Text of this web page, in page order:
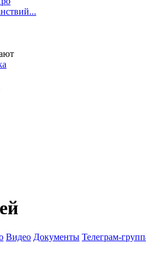
Видео Документы Телеграм-